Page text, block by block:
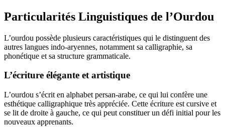
Particularités Linguistiques de l’Ourdou
L’ourdou possède plusieurs caractéristiques qui le distinguent des
autres langues indo-aryennes, notamment sa calligraphie, sa
phonétique et sa structure grammaticale.
L’écriture élégante et artistique
L’ourdou s’écrit en alphabet persan-arabe, ce qui lui confère une
esthétique calligraphique très appréciée. Cette écriture est cursive et
se lit de droite à gauche, ce qui peut constituer un défi initial pour les
nouveaux apprenants.